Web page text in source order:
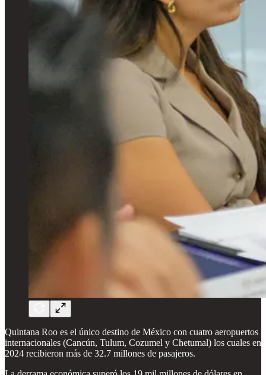
Quintana Roo es el único destino de México con cuatro aeropuertos
internacionales (Cancún, Tulum, Cozumel y Chetumal) los cuales en
2024 recibieron más de 32.7 millones de pasajeros.